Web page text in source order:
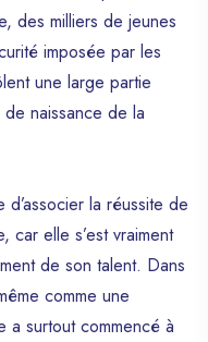
des milliers de jeunes
imposée par les
une large partie
naissance de la
la réussite de
car elle s’est vraiment
de son talent. Dans
comme une
a surtout commencé à